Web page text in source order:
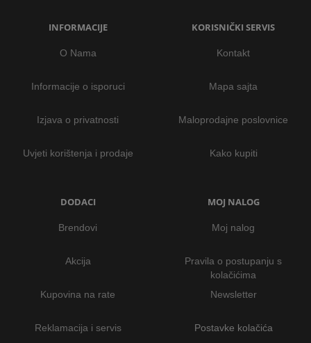
INFORMACIJE
O Nama
Informacije o isporuci
Izjava o privatnosti
Uvjeti korištenja i prodaje
KORISNIČKI SERVIS
Kontakt
Mapa sajta
Maloprodajne poslovnice
Kako kupiti
DODACI
Brendovi
Akcija
Kupovina na rate
Reklamacija i servis
MOJ NALOG
Moj nalog
Pravila o postupanju s
kolačićima
Newsletter
Postavke kolačića